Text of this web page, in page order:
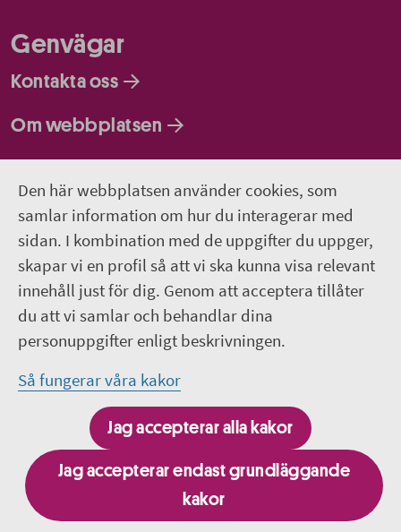
Den här webbplatsen använder cookies, som
samlar information om hur du interagerar med
sidan. I kombination med de uppgifter du uppger,
skapar vi en profil så att vi ska kunna visa relevant
innehåll just för dig. Genom att acceptera tillåter
du att vi samlar och behandlar dina
personuppgifter enligt beskrivningen.
Så fungerar våra kakor
Jag accepterar alla kakor
Jag accepterar endast grundläggande
kakor
Genvägar
Kontakta oss
Om webbplatsen
Följ oss
Lediga jobb
Pressrum
Facebook
Jobba hos oss – Facebook